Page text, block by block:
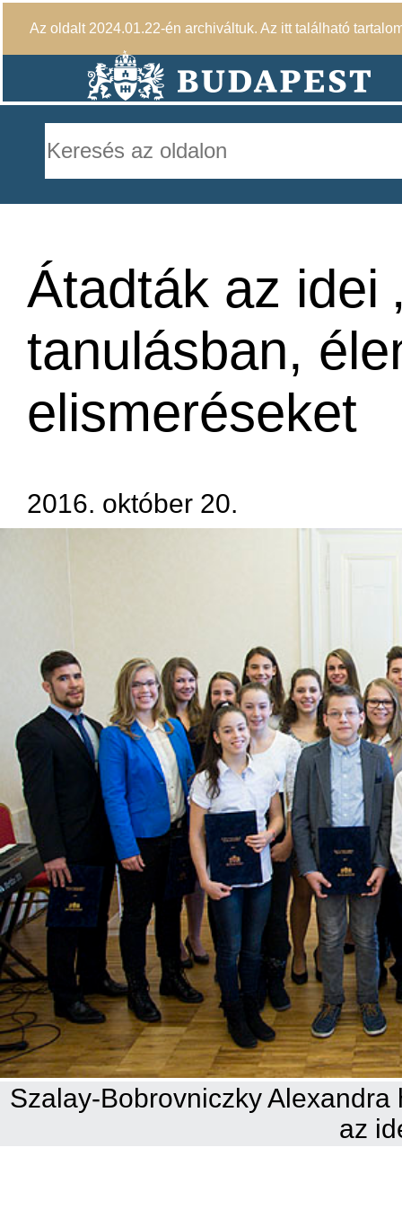
Az oldalt 2024.01.22-én archiváltuk. Az itt található
Átadták az idei
tanulásban,
elismeréseket
2016. október 20.
Szalay-Bobrovniczky
az